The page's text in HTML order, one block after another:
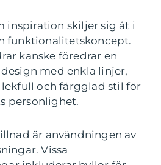
inspiration skiljer sig åt i
funktionalitetskoncept.
kanske föredrar en
med enkla linjer,
lekfull och färgglad stil för
personlighet.
är användningen av
Vissa